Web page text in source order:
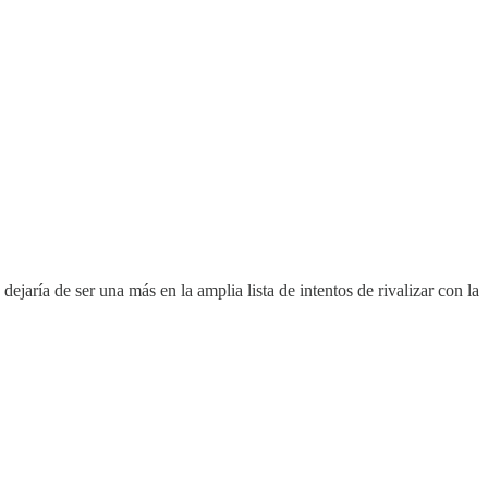
de ser una más en la amplia lista de intentos de rivalizar con la